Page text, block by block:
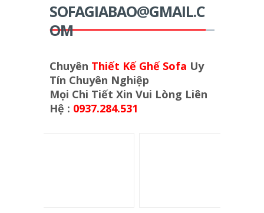
SOFAGIABAO@GMAIL.C
OM
Chuyên Thiết Kế Ghế Sofa Uy
Tín Chuyên Nghiệp
Mọi Chi Tiết Xin Vui Lòng Liên
Hệ : 0937.284.531